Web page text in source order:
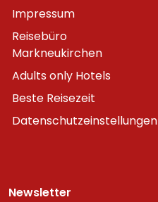
Impressum
Reisebüro
Markneukirchen
Adults only Hotels
Beste Reisezeit
Datenschutzeinstellungen
Newsletter